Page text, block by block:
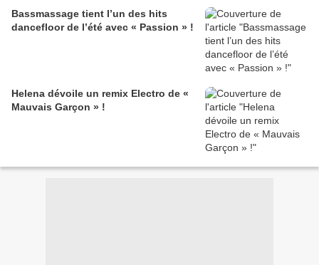
Bassmassage tient l’un des hits
dancefloor de l’été avec « Passion » !
Helena dévoile un remix Electro de «
Mauvais Garçon » !